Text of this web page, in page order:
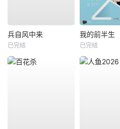
兵自风中来
已完结
我的前半生
已完结